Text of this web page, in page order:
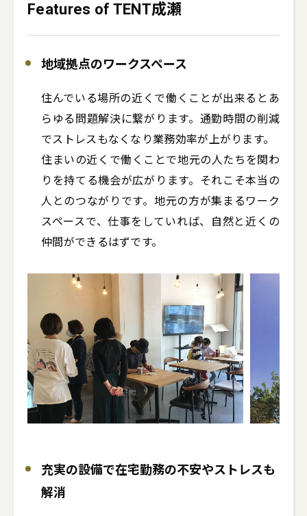
Features of TENT成瀬
地域拠点のワークスペース
住んでいる場所の近くで働くことが出来るとあ
らゆる問題解決に繋がります。通勤時間の削減
でストレスもなくなり業務効率が上がります。
住まいの近くで働くことで地元の人たちを関わ
りを持てる機会が広がります。それこそ本当の
人とのつながりです。地元の方が集まるワーク
スペースで、仕事をしていれば、自然と近くの
仲間ができるはずです。
充実の設備で在宅勤務の不安やストレスも
解消